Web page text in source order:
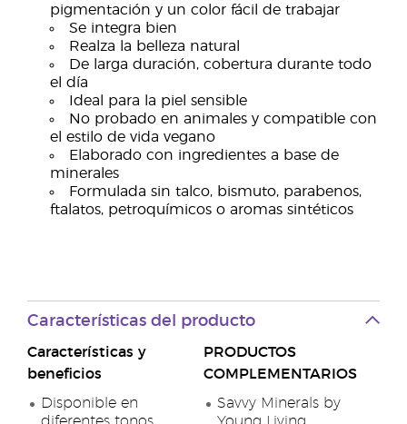
pigmentación y un color fácil de trabajar
Se integra bien
Realza la belleza natural
De larga duración, cobertura durante todo
el día
Ideal para la piel sensible
No probado en animales y compatible con
el estilo de vida vegano
Elaborado con ingredientes a base de
minerales
Formulada sin talco, bismuto, parabenos,
ftalatos, petroquímicos o aromas sintéticos
Características del producto
Características y
beneficios
Disponible en
PRODUCTOS
COMPLEMENTARIOS
Savvy Minerals by